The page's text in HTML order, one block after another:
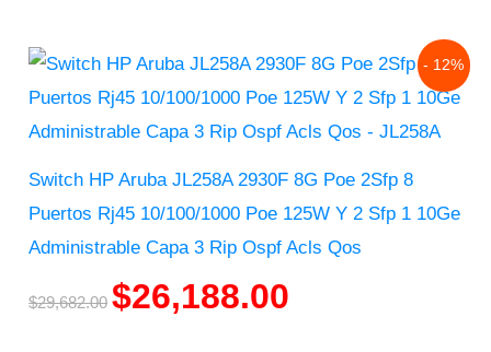
- 12%
Switch HP Aruba JL258A 2930F 8G Poe 2Sfp 8
Puertos Rj45 10/100/1000 Poe 125W Y 2 Sfp 1 10Ge
Administrable Capa 3 Rip Ospf Acls Qos
$29,682.00
Original
was:
$26,188.00
Current
is: